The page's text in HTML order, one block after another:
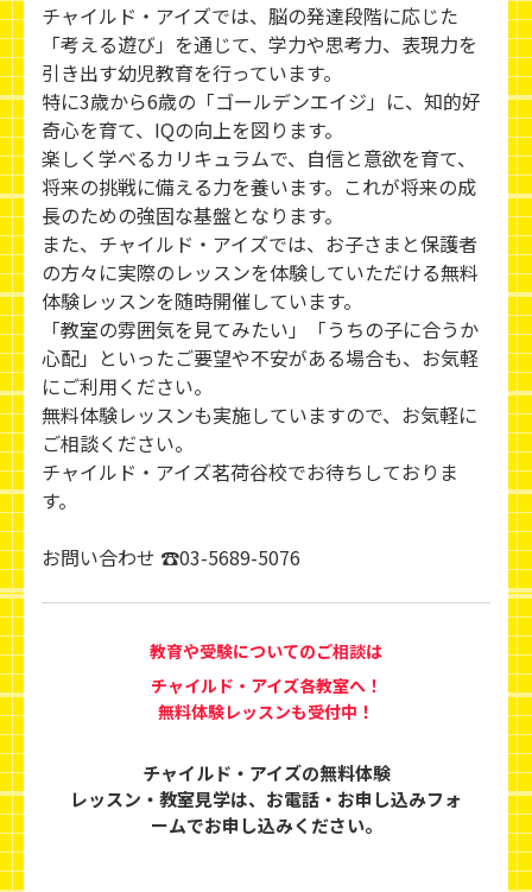
チャイルド・アイズでは、脳の発達段階に応じた
「考える遊び」を通じて、学力や思考力、表現力を
引き出す幼児教育を行っています。
特に3歳から6歳の「ゴールデンエイジ」に、知的好
奇心を育て、IQの向上を図ります。
楽しく学べるカリキュラムで、自信と意欲を育て、
将来の挑戦に備える力を養います。これが将来の成
長のための強固な基盤となります。
また、チャイルド・アイズでは、お子さまと保護者
の方々に実際のレッスンを体験していただける無料
体験レッスンを随時開催しています。
「教室の雰囲気を見てみたい」「うちの子に合うか
心配」といったご要望や不安がある場合も、お気軽
にご利用ください。
無料体験レッスンも実施していますので、お気軽に
ご相談ください。
チャイルド・アイズ茗荷谷校でお待ちしておりま
す。
お問い合わせ ☎03-5689-5076
教育や受験についてのご相談は
チャイルド・アイズ各教室へ！
無料体験レッスンも受付中！
チャイルド・アイズの無料体験
レッスン・教室見学は、 お電話・お申し込みフォ
ームでお申し込みください。